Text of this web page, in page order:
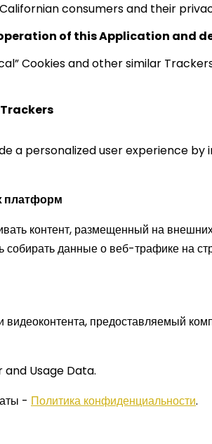
consumers and their
of this Application and
Cookies and other similar
a personalized user experience
платформ
контент, размещенный на
данные о веб-трафике на
видеоконтента, предоставляемый
Usage Data.
- Политика конфиденциальности.